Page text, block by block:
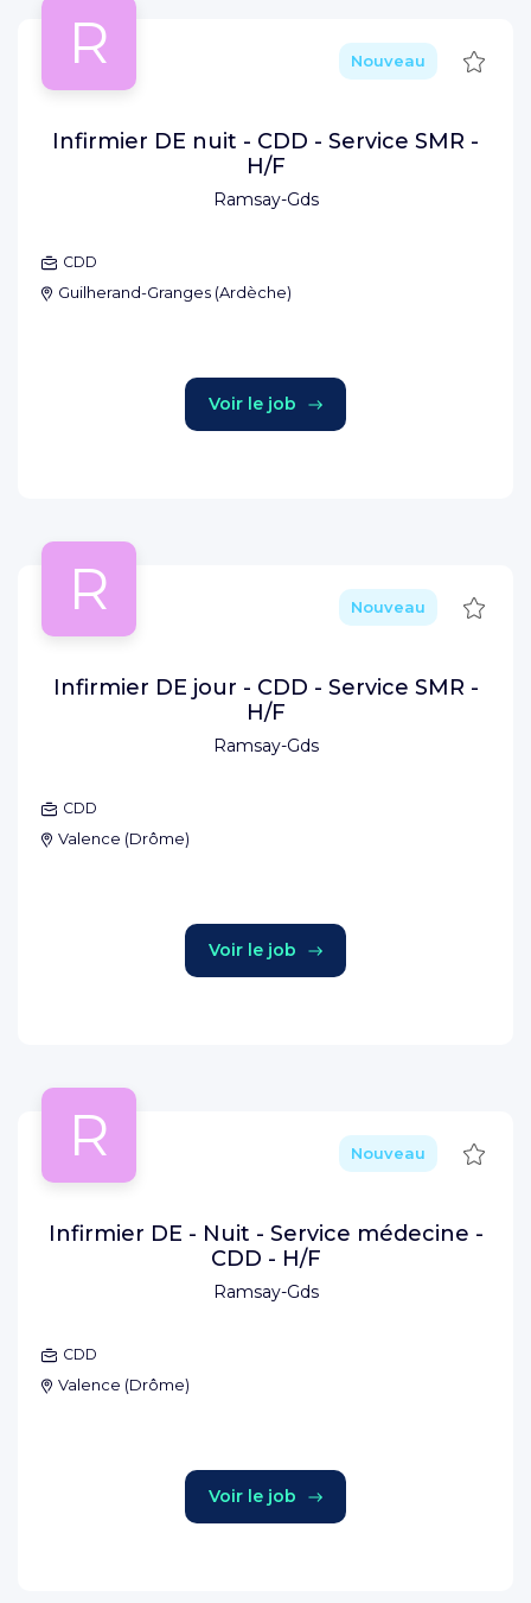
R
Ramsay-Gds
Nouveau
Infirmier DE nuit - CDD - Service SMR -
H/F
CDD
Guilherand-Granges (Ardèche)
Voir le job
R
Ramsay-Gds
Nouveau
Infirmier DE jour - CDD - Service SMR -
H/F
CDD
Valence (Drôme)
Voir le job
R
Ramsay-Gds
Nouveau
Infirmier DE - Nuit - Service médecine -
CDD - H/F
CDD
Valence (Drôme)
Voir le job